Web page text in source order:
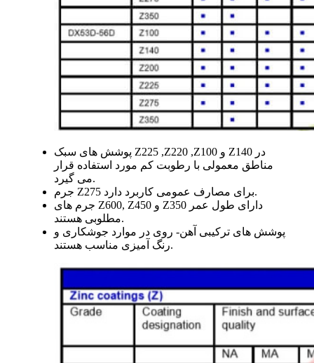
پوشش های سبک Z225 ,Z220 ,Z100 و Z140 در
مناطق معمولی با رطوبت کم مورد استفاده قرار
می گیرد.
جرم Z275 برای مصارف عمومی کاربرد دارد.
جرم های Z600, Z450 و Z350 دارای طول عمر
مطلوبی هستند.
پوشش های ترکیبی آهن- روی در موارد جوشکاری و
رنگ آمیزی مناسب هستند.